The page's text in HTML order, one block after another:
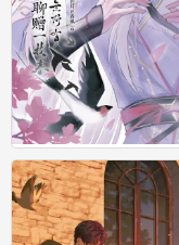
恋与深空
0